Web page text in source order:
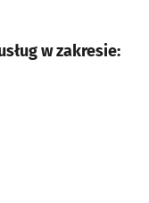
w zakresie: